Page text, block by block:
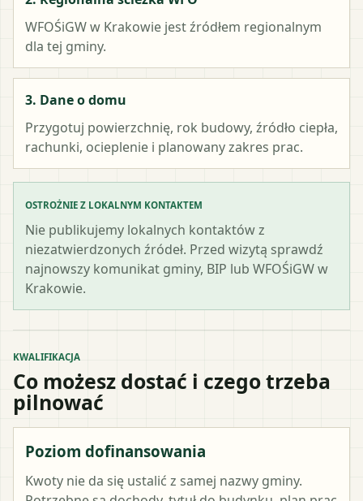
WFOŚiGW w Krakowie jest źródłem regionalnym
dla tej gminy.
3. Dane o domu
Przygotuj powierzchnię, rok budowy, źródło ciepła,
rachunki, ocieplenie i planowany zakres prac.
OSTROŻNIE Z LOKALNYM KONTAKTEM
Nie publikujemy lokalnych kontaktów z
niezatwierdzonych źródeł. Przed wizytą sprawdź
najnowszy komunikat gminy, BIP lub WFOŚiGW w
Krakowie.
KWALIFIKACJA
Co możesz dostać i czego trzeba
pilnować
Poziom dofinansowania
Kwoty nie da się ustalić z samej nazwy gminy.